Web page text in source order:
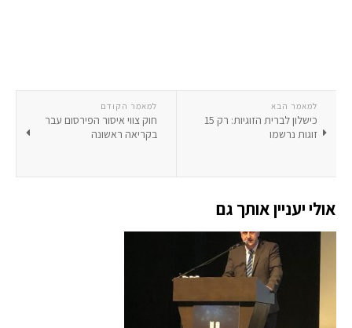
למאמר הקודם
חוק צווי איסור הפירסום עבר
בקריאה ראשונה
למאמר הבא
כישלון לברית הזוגיות: רק 15
זוגות נרשמו
אולי יעניין אותך גם